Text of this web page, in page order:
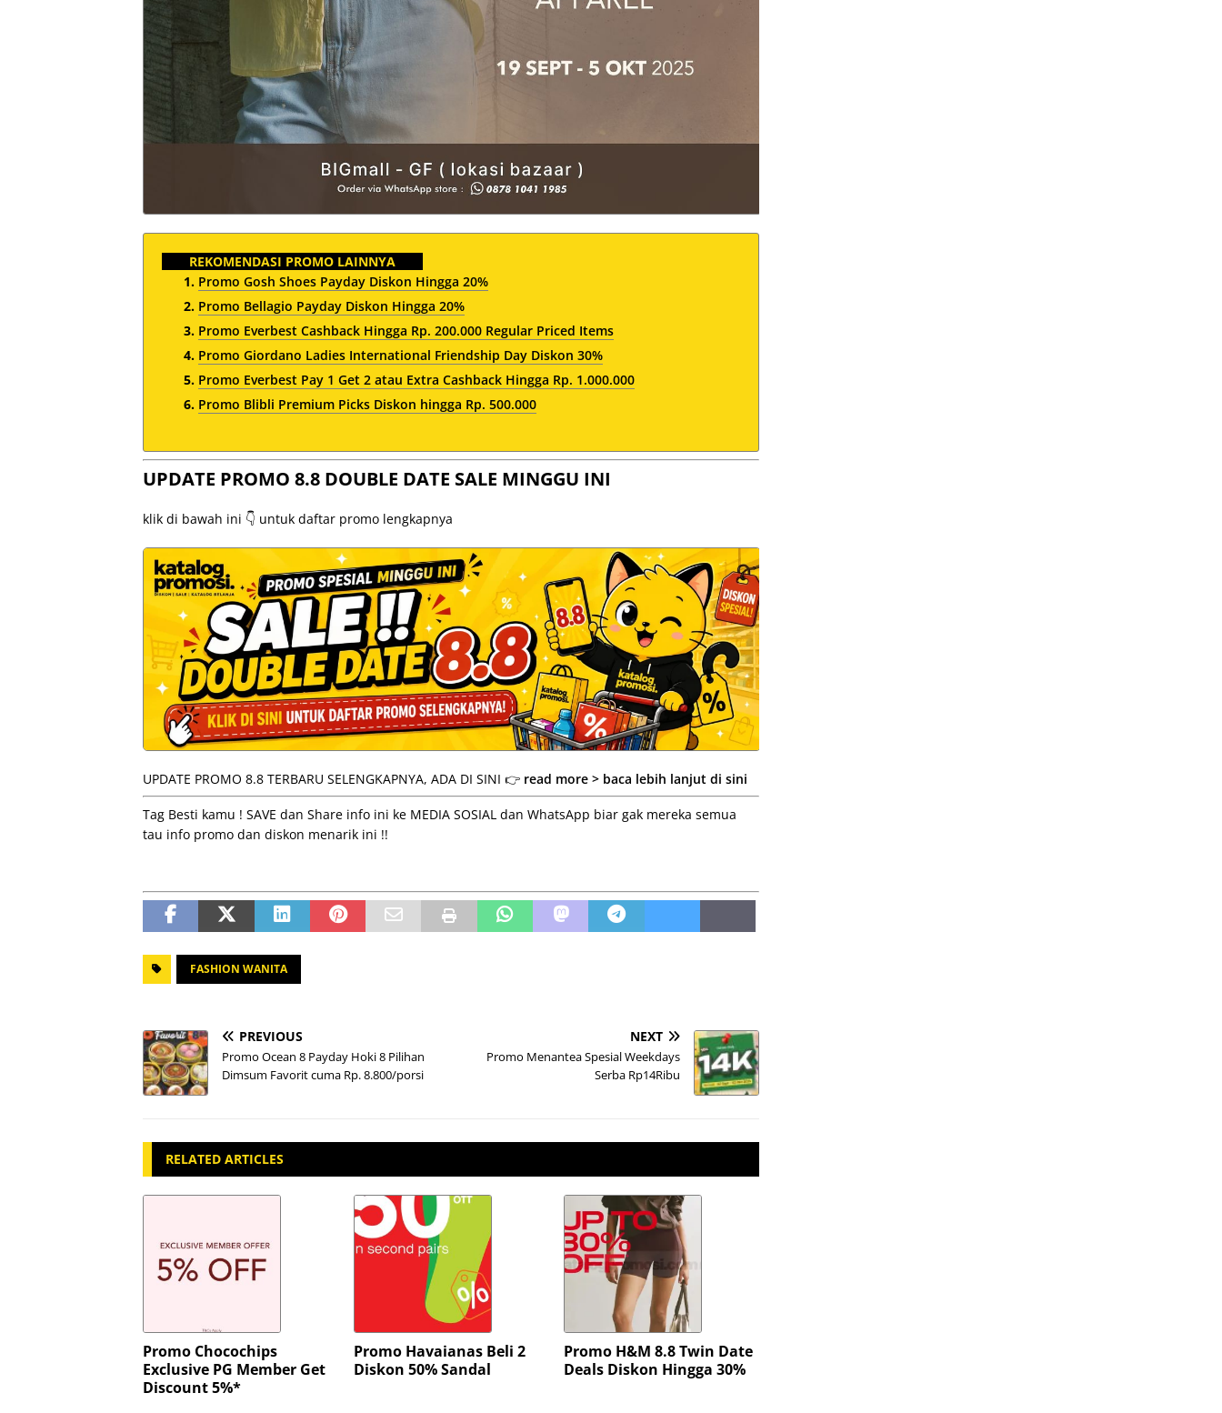
REKOMENDASI PROMO LAINNYA
Promo Gosh Shoes Payday Diskon Hingga 20%
Promo Bellagio Payday Diskon Hingga 20%
Promo Everbest Cashback Hingga Rp. 200.000 Regular Priced Items
Promo Giordano Ladies International Friendship Day Diskon 30%
Promo Everbest Pay 1 Get 2 atau Extra Cashback Hingga Rp. 1.000.000
Promo Blibli Premium Picks Diskon hingga Rp. 500.000
UPDATE PROMO 8.8 DOUBLE DATE SALE MINGGU INI
klik di bawah ini 👇 untuk daftar promo lengkapnya
UPDATE PROMO 8.8 TERBARU SELENGKAPNYA, ADA DI SINI 👉 read more > baca lebih lanjut di sini
Tag Besti kamu ! SAVE dan Share info ini ke MEDIA SOSIAL dan WhatsApp biar gak mereka semua
tau info promo dan diskon menarik ini !!
FASHION WANITA
PREVIOUS
Promo Ocean 8 Payday Hoki 8 Pilihan
Dimsum Favorit cuma Rp. 8.800/porsi
NEXT
Promo Menantea Spesial Weekdays
Serba Rp14Ribu
RELATED ARTICLES
Promo Chocochips
Exclusive PG Member Get
Discount 5%*
Promo Havaianas Beli 2
Diskon 50% Sandal
Promo H&M 8.8 Twin Date
Deals Diskon Hingga 30%